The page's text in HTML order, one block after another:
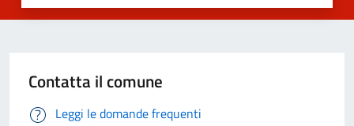
Contatta il comune
Leggi le domande frequenti